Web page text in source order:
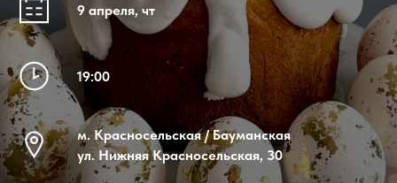
9 апреля, чт
19:00
м. Красносельская / Бауманская
ул. Нижняя Красносельская, 30